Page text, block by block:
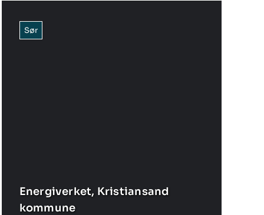
Sør
Energiverket, Kristiansand
kommune